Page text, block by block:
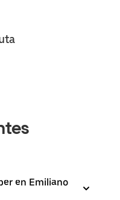
en Emiliano